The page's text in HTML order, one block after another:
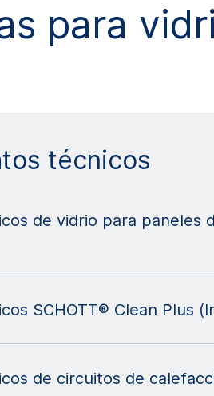
para
técnicos
de vidrio para paneles
SCHOTT® Clean Plus
de circuitos de